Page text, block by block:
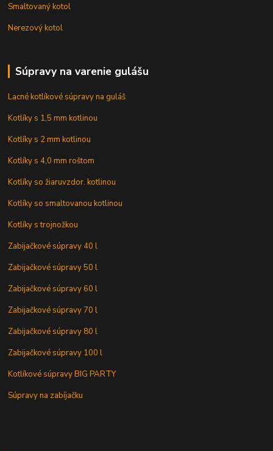
Smaltovaný kotol
Nerezový kotol
Súpravy na varenie gulášu
Lacné kotlíkové súpravy na guláš
Kotlíky s 1,5 mm kotlinou
Kotlíky s 2 mm kotlinou
Kotlíky s 4,0 mm roštom
Kotlíky so žiaruvzdor. kotlinou
Kotlíky so smaltovanou kotlinou
Kotlíky s trojnožkou
Zabijačkové súpravy 40 l
Zabijačkové súpravy 50 l
Zabijačkové súpravy 60 l
Zabijačkové súpravy 70 l
Zabijačkové súpravy 80 l
Zabijačkové súpravy 100 l
Kotlíkové súpravy BIG PARTY
Súpravy na zabíjačku